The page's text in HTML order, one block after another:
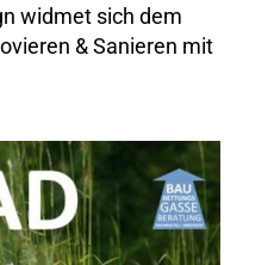
widmet sich dem
& Sanieren mit